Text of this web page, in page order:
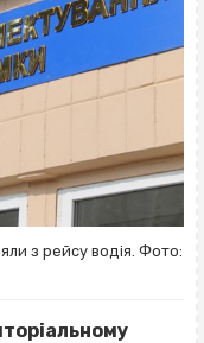
з рейсу водія. Фото: